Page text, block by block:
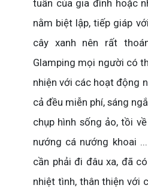
tuần của gia đình hoặc
nằm biệt lập, tiếp giáp
cây xanh nên rất
Glamping mọi người có
nhiện với các hoạt động
cả đều miễn phí, sáng
chụp hình sống ảo, tồi
nướng cá nướng khoai
cần phải đi đâu xa, đã
nhiệt tình, thân thiện với